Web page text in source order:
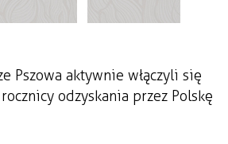
Pszowa aktywnie włączyli się
odzyskania przez Polskę